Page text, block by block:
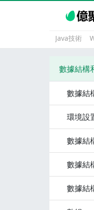
Java技術
數據結構
數據結
環境設
數據結
數據結
數據結